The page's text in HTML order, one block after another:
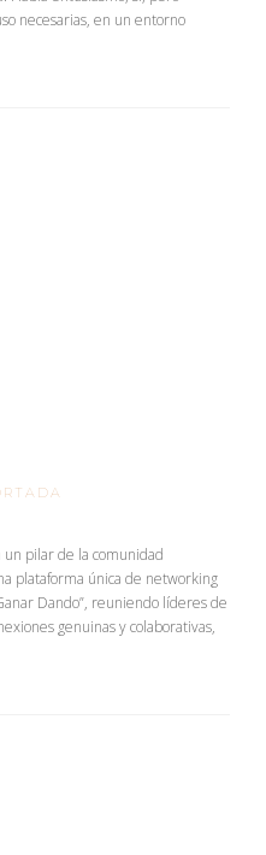
necesarias, en un entorno
un pilar de la comunidad
plataforma única de networking
Dando”, reuniendo líderes de
genuinas y colaborativas,